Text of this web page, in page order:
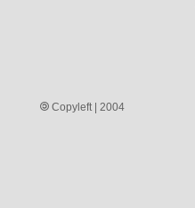
Copyleft | 2004